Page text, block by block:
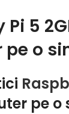
5
o
pe